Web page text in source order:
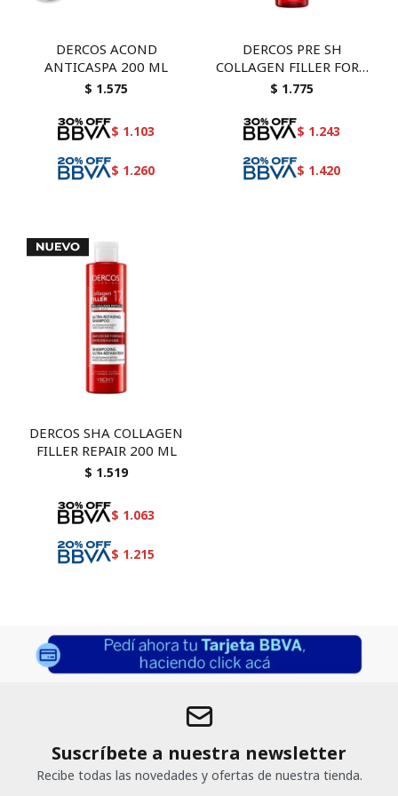
DERCOS ACOND
ANTICASPA 200 ML
$ 1.575
$ 1.103
$ 1.260
DERCOS PRE SH
COLLAGEN FILLER FORT
150
$ 1.775
$ 1.243
$ 1.420
DERCOS SHA COLLAGEN
FILLER REPAIR 200 ML
$ 1.519
$ 1.063
$ 1.215
Suscríbete a nuestra newsletter
Recibe todas las novedades y ofertas de nuestra tienda.